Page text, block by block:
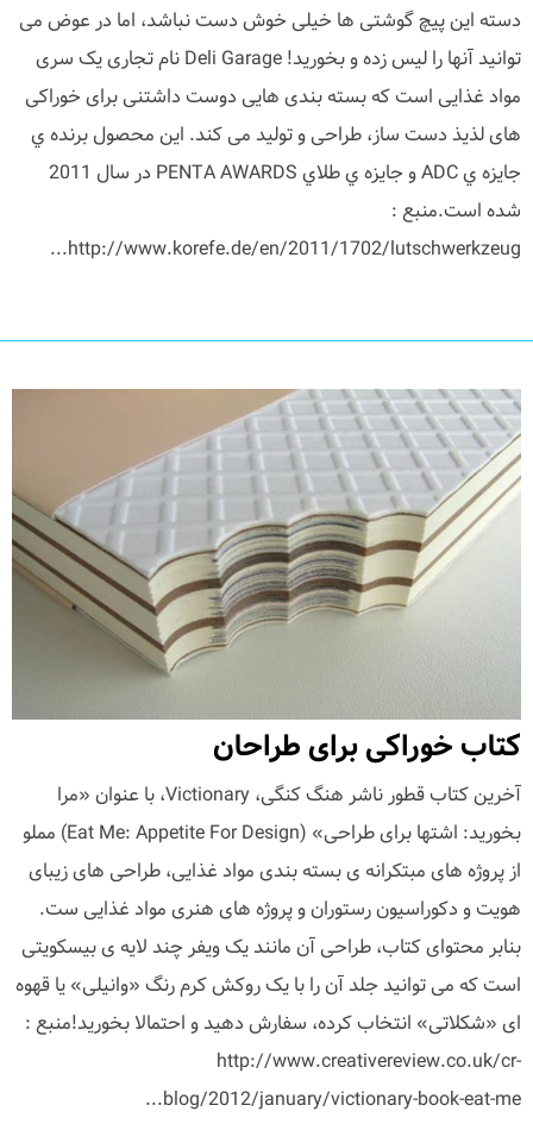
دسته این پیچ گوشتی ها خیلی خوش دست نباشد، اما در عوض می
توانید آنها را لیس زده و بخورید! Deli Garage نام تجاری یک سری
مواد غذایی است که بسته بندی هایی دوست داشتنی برای خوراکی
های لذیذ دست ساز، طراحی و تولید می کند. اين محصول برنده ي
جايزه ي ADC و جايزه ي طلاي PENTA AWARDS در سال 2011
شده است.منبع :
http://www.korefe.de/en/2011/1702/lutschwerkzeug...
کتاب خوراکی برای طراحان
آخرین کتاب قطور ناشر هنگ کنگی، Victionary، با عنوان «مرا
بخورید: اشتها برای طراحی» (Eat Me: Appetite For Design) مملو
از پروژه های مبتکرانه ی بسته بندی مواد غذایی، طراحی های زیبای
هویت و دکوراسیون رستوران و پروژه های هنری مواد غذایی ست.
بنابر محتوای کتاب، طراحی آن مانند یک ویفر چند لایه ی بیسکویتی
است که می توانید جلد آن را با یک روکش کرم رنگ «وانیلی» یا قهوه
ای «شکلاتی» انتخاب کرده، سفارش دهید و احتمالا بخورید!منبع :
http://www.creativereview.co.uk/cr-
blog/2012/january/victionary-book-eat-me...